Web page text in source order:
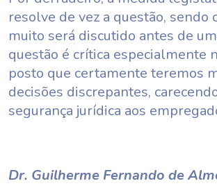
resolve de vez a questão, sendo
muito será discutido antes de
questão é crítica especialmente
posto que certamente teremos
decisões discrepantes,
segurança jurídica aos
Dr. Guilherme Fernando de